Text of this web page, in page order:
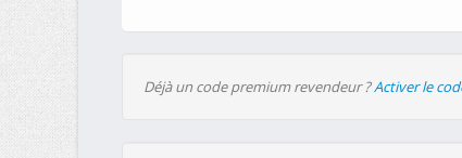
Déjà un code premium revendeur ?Activer le